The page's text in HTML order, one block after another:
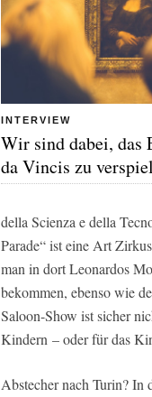
INTERVIEW
Wir sind dabei, das
da Vincis zu
della Scienza e della
Parade“ ist eine Art
man in dort Leonardos
bekommen, ebenso wie
Saloon-Show ist sicher
Kindern – oder für das
Abstecher nach Turin? In